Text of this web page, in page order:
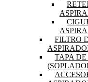
FILTRO
TAPA